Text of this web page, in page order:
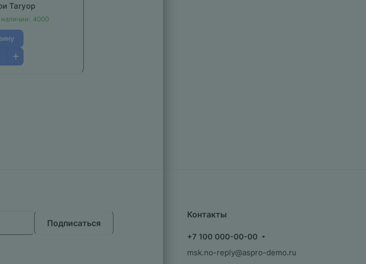
Taryop
наличии: 4000
Подписаться
Контакты
+7 100 000-00-00
msk.no-reply@aspro-demo.ru